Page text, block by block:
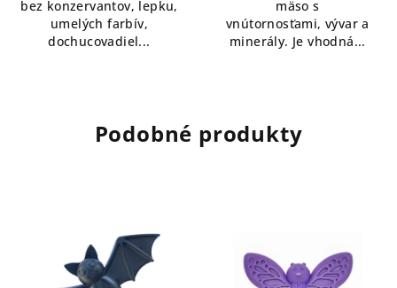
bez konzervantov, lepku,
umelých farbív,
dochucovadiel...
mäso s
vnútornosťami, vývar a
minerály. Je vhodná...
Podobné produkty